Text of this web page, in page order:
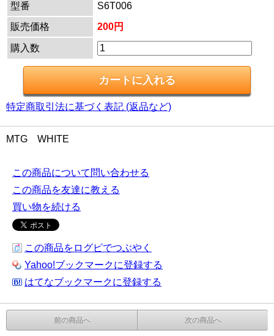
型番
S6T006
販売価格
200円
購入数
特定商取引法に基づく表記 (返品など)
MTG WHITE
この商品について問い合わせる
この商品を友達に教える
買い物を続ける
この商品をログピでつぶやく
Yahoo!ブックマークに登録する
はてなブックマークに登録する
前の商品へ 次の商品へ